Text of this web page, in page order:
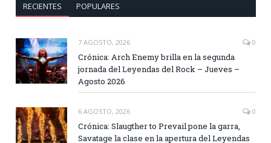
RECIENTES POPULARES
7 AGOSTO, 2026 0
Crónica: Arch Enemy brilla en la segunda
jornada del Leyendas del Rock – Jueves –
Agosto 2026
6 AGOSTO, 2026 0
Crónica: Slaugther to Prevail pone la garra,
Savatage la clase en la apertura del Leyendas